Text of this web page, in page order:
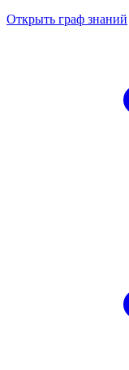
Открыть граф знаний